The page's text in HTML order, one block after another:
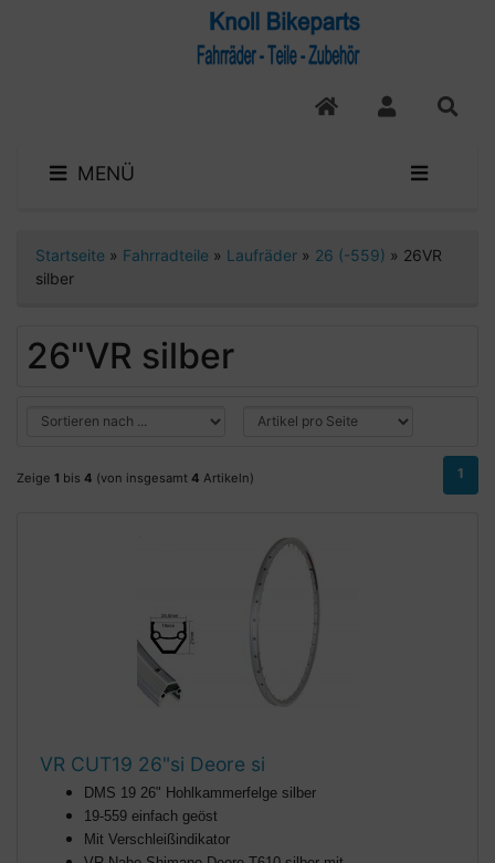
MENÜ
Startseite » Fahrradteile » Laufräder » 26 (-559) » 26VR
silber
26"VR silber
Zeige 1 bis 4 (von insgesamt 4 Artikeln) 1
VR CUT19 26"si Deore si
DMS 19 26" Hohlkammerfelge silber
19-559 einfach geöst
Mit Verschleißindikator